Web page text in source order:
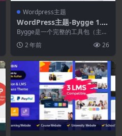
Wordpress主题
WordPress主题-Bygge 1.0.
3–构建主题
Bygge是一个完整的工具包（主
建筑工作室网站。 ...
2 年前 26